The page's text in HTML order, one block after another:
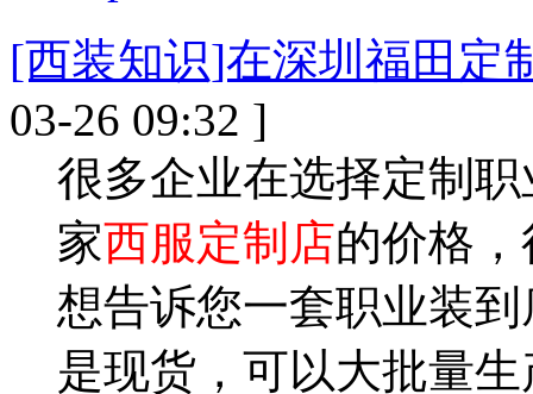
[西装知识]在深圳福田定
03-26 09:32 ]
很多企业在选择定制
家西服定制店的价格
想告诉您一套职业装
是现货，可以大批量